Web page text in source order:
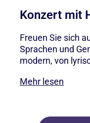
Konzert mit
Freuen Sie sich
Sprachen und
modern, von
Mehr lesen